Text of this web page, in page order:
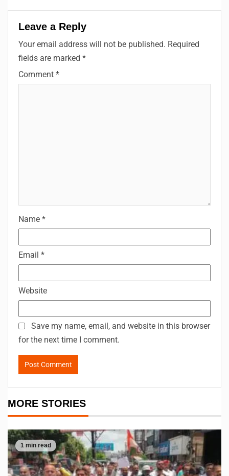
Leave a Reply
Your email address will not be published. Required
fields are marked *
Comment *
Name *
Email *
Website
Save my name, email, and website in this browser
for the next time I comment.
MORE STORIES
1 min read